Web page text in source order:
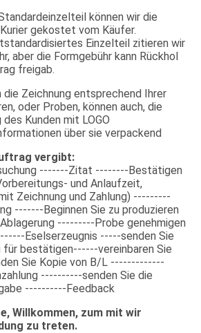
können wir die
gekostet vom Käufer.
Einzelteil zitieren wir
aber die Formgebühr kann Rückhol
freigab.
die Zeichnung entsprechend Ihrer
oder Proben, können auch, die
Kunden mit LOGO
über sie verpackend
vergibt:
-------Zitat --------Bestätigen
und Anlaufzeit,
Zeichnung und Zahlung) ---------
-------Beginnen Sie zu produzieren
---------Probe genehmigen
Eselserzeugnis -----senden Sie
für bestätigen------vereinbaren Sie
Sie Kopie von B/L -------------
----------senden Sie die
----------Feedback
Willkommen, zum mit wir
zu treten.